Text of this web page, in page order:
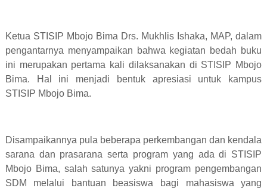
Ketua STISIP Mbojo Bima Drs. Mukhlis Ishaka, MAP, dalam
pengantarnya menyampaikan bahwa kegiatan bedah buku
ini merupakan pertama kali dilaksanakan di STISIP Mbojo
Bima. Hal ini menjadi bentuk apresiasi untuk kampus
STISIP Mbojo Bima.
Disampaikannya pula beberapa perkembangan dan kendala
sarana dan prasarana serta program yang ada di STISIP
Mbojo Bima, salah satunya yakni program pengembangan
SDM melalui bantuan beasiswa bagi mahasiswa yang